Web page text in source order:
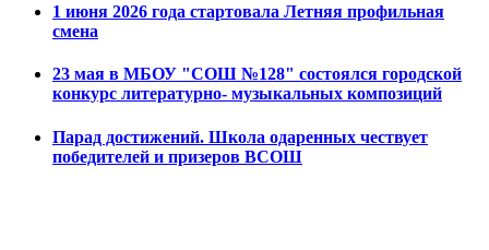
1 июня 2026 года стартовала Летняя профильная
смена
23 мая в МБОУ "СОШ №128" состоялся городской
конкурс литературно- музыкальных композиций
Парад достижений. Школа одаренных чествует
победителей и призеров ВСОШ